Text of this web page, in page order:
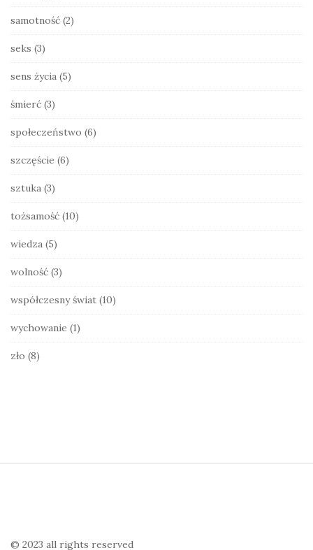
samotność (2)
seks (3)
sens życia (5)
śmierć (3)
społeczeństwo (6)
szczęście (6)
sztuka (3)
tożsamość (10)
wiedza (5)
wolność (3)
współczesny świat (10)
wychowanie (1)
zło (8)
© 2023 all rights reserved